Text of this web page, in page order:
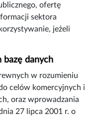
ofertę
sektora
jeżeli
bazę danych
w rozumieniu
celów komercyjnych i
oraz wprowadzania
27 lipca 2001 r. o